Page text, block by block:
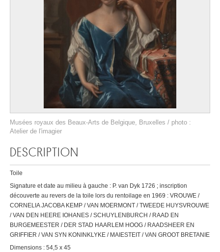
Musées royaux des Beaux-Arts de Belgique, Bruxelles / photo :
Atelier de l'imagier
DESCRIPTION
Toile
Signature et date au milieu à gauche : P. van Dyk 1726 ; inscription
découverte au revers de la toile lors du rentoilage en 1969 : VROUWE /
CORNELIA JACOBA KEMP / VAN MOERMONT / TWEEDE HUYSVROUWE
/ VAN DEN HEERE IOHANES / SCHUYLENBURCH / RAAD EN
BURGEMEESTER / DER STAD HAARLEM HOOG / RAADSHEER EN
GRIFFIER / VAN SYN KONINKLYKE / MAIESTEIT / VAN GROOT BRETANIE
Dimensions : 54,5 x 45